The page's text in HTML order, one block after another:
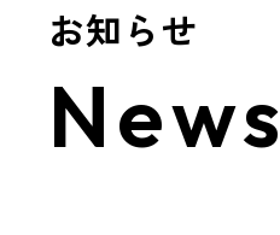
お知らせ
News